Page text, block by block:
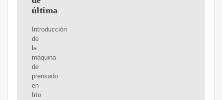
última
Introducción
de
la
máquina
de
prensado
en
frío